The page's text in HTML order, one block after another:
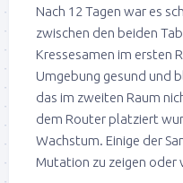
Nach 12 Tagen war es
zwischen den beiden
Kressesamen im ersten
Umgebung gesund und
das im zweiten Raum
dem Router platziert
Wachstum. Einige der
Mutation zu zeigen